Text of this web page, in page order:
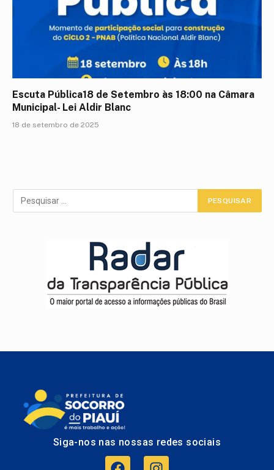
Escuta Pública18 de Setembro às 18:00 na Câmara
Municipal- Lei Aldir Blanc
18 de setembro de 2025
Siga-nos nas nossas redes sociais